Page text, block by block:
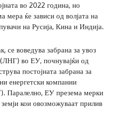
во 2022 година, но
мера ќе зависи од волјата на
на Русија, Кина и Индија.
се воведува забрана за увоз
во ЕУ, почнувајќи од
постојната забрана за
енергетски компании
Паралелно, ЕУ презема мерки
кои овозможуваат прилив